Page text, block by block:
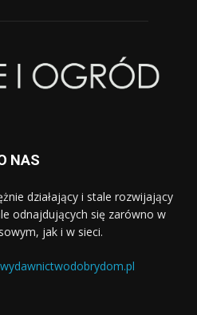
NAS
działający i stale rozwijający
odnajdujących się zarówno w
jak i w sieci.